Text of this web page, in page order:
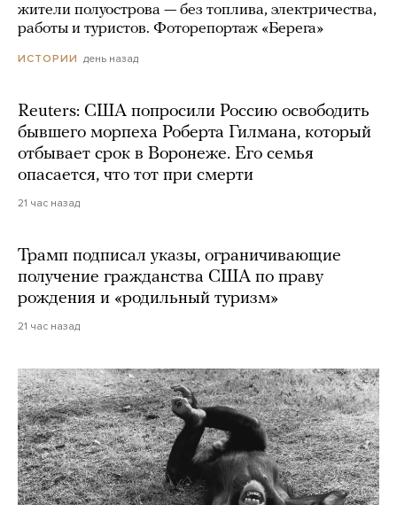
жители полуострова — без топлива, электричества,
работы и туристов. Фоторепортаж «Берега»
ИСТОРИИ день назад
Reuters: США попросили Россию освободить
бывшего морпеха Роберта Гилмана, который
отбывает срок в Воронеже. Его семья
опасается, что тот при смерти
21 час назад
Трамп подписал указы, ограничивающие
получение гражданства США по праву
рождения и «родильный туризм»
21 час назад